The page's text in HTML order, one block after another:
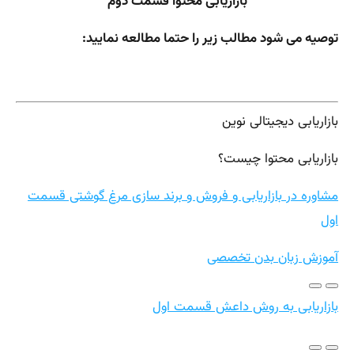
توصیه می شود مطالب زیر را حتما مطالعه نمایید:
بازاریابی دیجیتالی نوین
بازاریابی محتوا چیست؟
مشاوره در بازاریابی و فروش و برند سازی مرغ گوشتی قسمت
اول
آموزش زبان بدن تخصصی
بازاریابی به روش داعش قسمت اول